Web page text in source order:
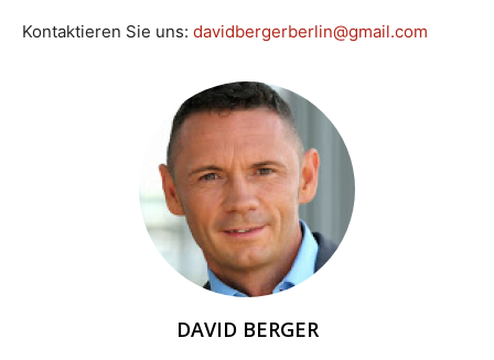
Kontaktieren Sie uns: davidbergerberlin@gmail.com
DAVID BERGER